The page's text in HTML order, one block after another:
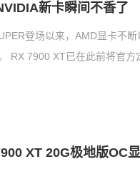
新卡瞬间不香了
登场以来，AMD显卡不
RX 7900 XT已在此前将官
XT 20G极地版OC